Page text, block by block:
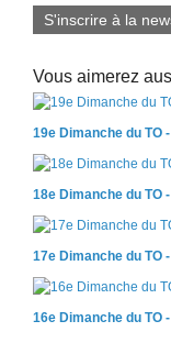
S'inscrire à la
Vous aimerez
19e Dimanche du TO
18e Dimanche du TO
17e Dimanche du TO
16e Dimanche du TO